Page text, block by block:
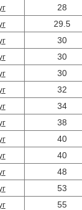
28
29.5
30
30
30
32
34
38
40
40
48
53
55